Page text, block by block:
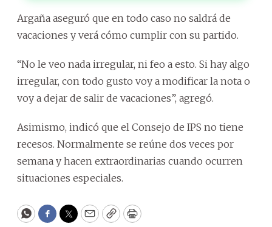
Argaña aseguró que en todo caso no saldrá de
vacaciones y verá cómo cumplir con su partido.
“No le veo nada irregular, ni feo a esto. Si hay algo
irregular, con todo gusto voy a modificar la nota o
voy a dejar de salir de vacaciones”, agregó.
Asimismo, indicó que el Consejo de IPS no tiene
recesos. Normalmente se reúne dos veces por
semana y hacen extraordinarias cuando ocurren
situaciones especiales.
WhatsApp
Facebook
Twitter
EmailCopyPrint